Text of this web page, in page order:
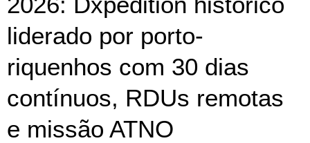
liderado por porto-
riquenhos com 30 dias
contínuos, RDUs remotas
e missão ATNO